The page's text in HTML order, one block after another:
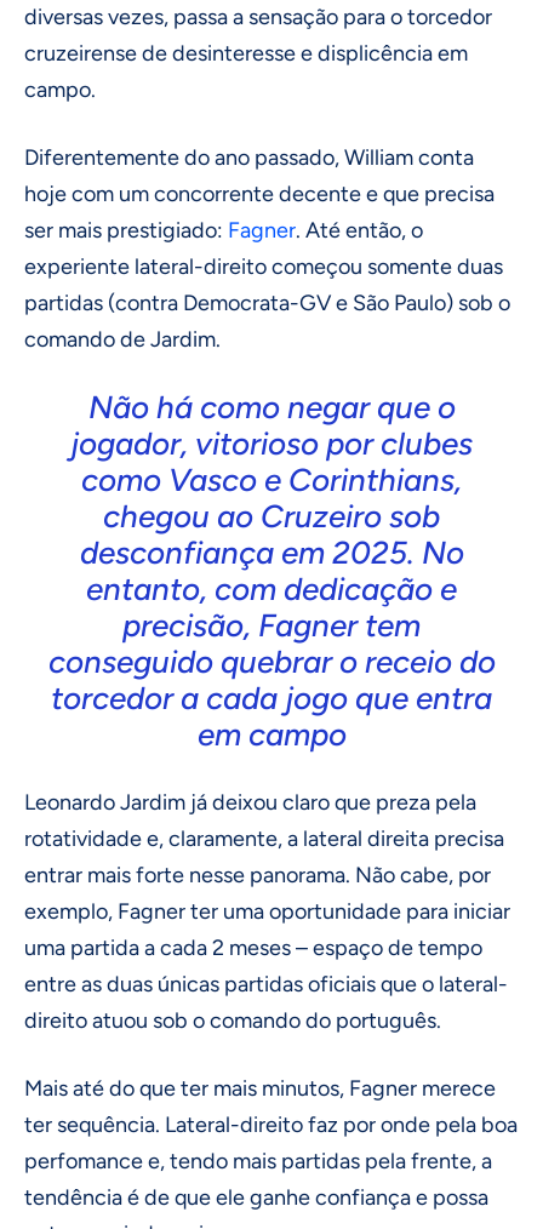
diversas vezes, passa a sensação para o torcedor
cruzeirense de desinteresse e displicência em
campo.
Diferentemente do ano passado, William conta
hoje com um concorrente decente e que precisa
ser mais prestigiado: Fagner. Até então, o
experiente lateral-direito começou somente duas
partidas (contra Democrata-GV e São Paulo) sob o
comando de Jardim.
Não há como negar que o
jogador, vitorioso por clubes
como Vasco e Corinthians,
chegou ao Cruzeiro sob
desconfiança em 2025. No
entanto, com dedicação e
precisão, Fagner tem
conseguido quebrar o receio do
torcedor a cada jogo que entra
em campo
Leonardo Jardim já deixou claro que preza pela
rotatividade e, claramente, a lateral direita precisa
entrar mais forte nesse panorama. Não cabe, por
exemplo, Fagner ter uma oportunidade para iniciar
uma partida a cada 2 meses – espaço de tempo
entre as duas únicas partidas oficiais que o lateral-
direito atuou sob o comando do português.
Mais até do que ter mais minutos, Fagner merece
ter sequência. Lateral-direito faz por onde pela boa
perfomance e, tendo mais partidas pela frente, a
tendência é de que ele ganhe confiança e possa